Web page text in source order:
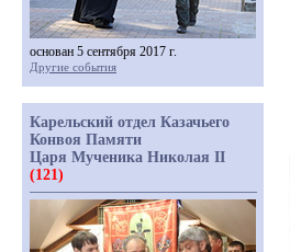
основан 5 сентября 2017 г.
Другие события
Карельский отдел Казачьего
Конвоя Памяти
Царя Мученика Николая II
(121)